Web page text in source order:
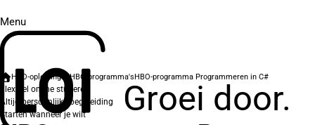
Menu
Groei door.
HBO-opleidingenHBO-programma'sHBO-programma Programmeren in C#
Flexibel online studeren
Altijd persoonlijke begeleiding
Starten wanneer je wilt